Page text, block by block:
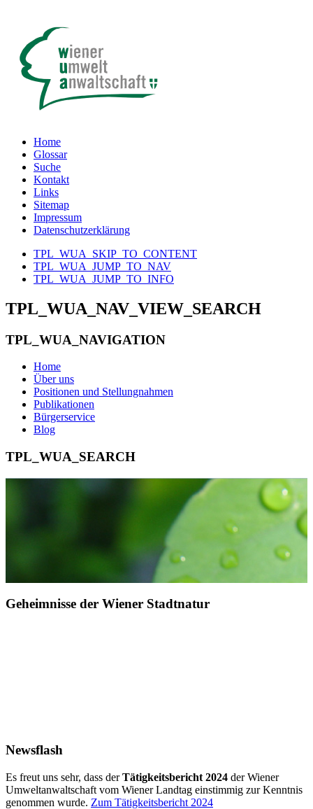
Home
Glossar
Suche
Kontakt
Links
Sitemap
Impressum
Datenschutzerklärung
TPL_WUA_SKIP_TO_CONTENT
TPL_WUA_JUMP_TO_NAV
TPL_WUA_JUMP_TO_INFO
TPL_WUA_NAV_VIEW_SEARCH
TPL_WUA_NAVIGATION
Home
Über uns
Positionen und Stellungnahmen
Publikationen
Bürgerservice
Blog
TPL_WUA_SEARCH
Geheimnisse der Wiener Stadtnatur
Newsflash
Es freut uns sehr, dass derTätigkeitsbericht 2024 der Wiener
Umweltanwaltschaft vom Wiener Landtag einstimmig zur Kenntnis
genommen wurde. Zum Tätigkeitsbericht 2024